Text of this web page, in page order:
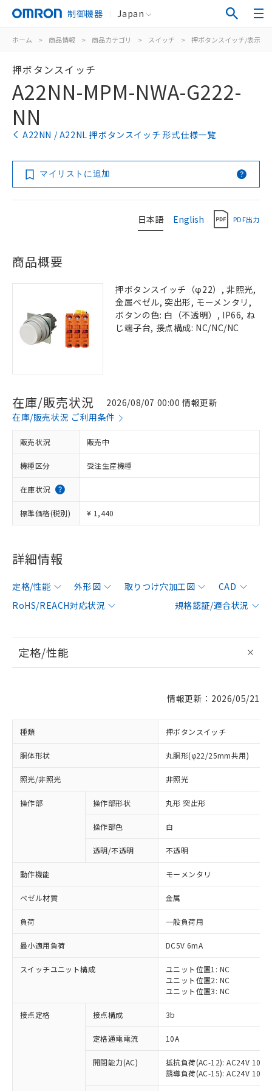
制御機器 Japan
ホーム > 商品情報 > 商品カテゴリ > スイッチ > 押ボタンスイッチ/表示灯
押ボタンスイッチ
A22NN-MPM-NWA-G222-
NN
A22NN / A22NL 押ボタンスイッチ 形式仕様一覧
マイリストに追加
日本語 English PDF出力
商品概要
押ボタンスイッチ（φ22）, 非照光,
金属ベゼル, 突出形, モーメンタリ,
ボタンの色: 白（不透明）, IP66, ね
じ端子台, 接点構成: NC/NC/NC
在庫/販売状況
2026/08/07 00:00 情報更新
在庫/販売状況 ご利用条件
販売状況 販売中
機種区分 受注生産機種
在庫状況
標準価格(税別) ¥ 1,440
詳細情報
定格/性能 外形図 取りつけ穴加工図
CAD
RoHS/REACH対応状況
規格認証/適合状況
定格/性能
情報更新：2026/05/21
種類 押ボタンスイッチ
胴体形状 丸胴形(φ22/25mm共用)
照光/非照光 非照光
操作部 操作部形状 丸形 突出形
操作部色 白
透明/不透明 不透明
動作機能 モーメンタリ
ベゼル材質 金属
負荷 一般負荷用
最小適用負荷 DC5V 6mA
スイッチユニット構成
ユニット位置1: NC
ユニット位置2: NC
ユニット位置3: NC
接点定格 接点構成 3b
定格通電電流 10A
開閉能力(AC)
抵抗負荷(AC-12): AC24V 10A/
誘導負荷(AC-15): AC24V
※1 対応状況
対応済み：EU RoHS指令（10物質）の
非含有に対応した製品が提供可能な商品で
対応予定：EU RoHS指令（10物質）の非含